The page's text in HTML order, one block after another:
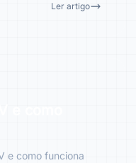
Ler artigo
e como funciona